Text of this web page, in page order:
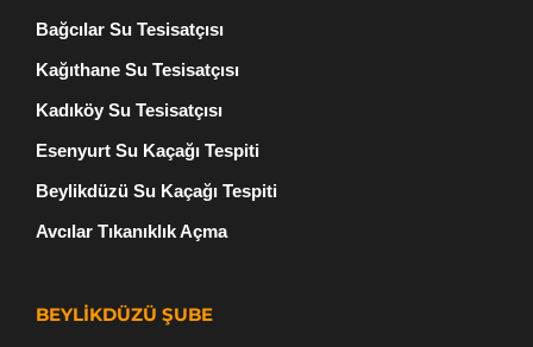
Bağcılar Su Tesisatçısı
Kağıthane Su Tesisatçısı
Kadıköy Su Tesisatçısı
Esenyurt Su Kaçağı Tespiti
Beylikdüzü Su Kaçağı Tespiti
Avcılar Tıkanıklık Açma
BEYLIKDÜZÜ ŞUBE